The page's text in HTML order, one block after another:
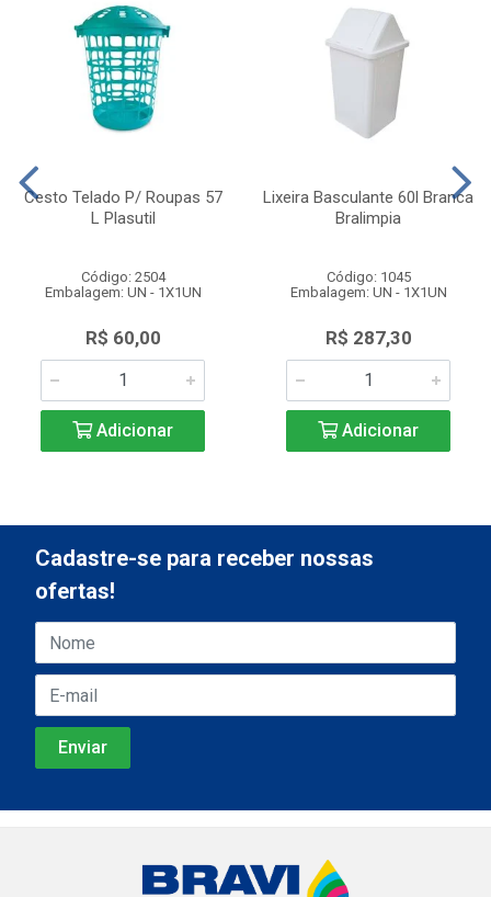
Cesto Telado P/ Roupas 57
L Plasutil
Código: 2504
Embalagem: UN - 1X1UN
R$ 60,00
Adicionar
Lixeira Basculante 60l Branca
Bralimpia
Código: 1045
Embalagem: UN - 1X1UN
R$ 287,30
Adicionar
Cadastre-se para receber nossas
ofertas!